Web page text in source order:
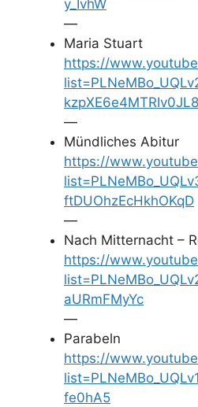
y_IvhW
—
Maria Stuart
https://
—
Mündliches Abitur
https://
ftDUOhzEcHkhOKqD
—
Nach Mitternacht –
https://
aURmFMyYc
—
Parabeln
https://
fe0hA5